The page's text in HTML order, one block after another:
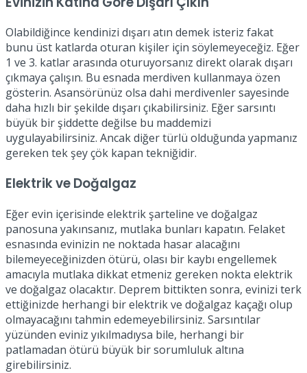
Olabildiğince kendinizi dışarı atın demek isteriz fakat
bunu üst katlarda oturan kişiler için söylemeyeceğiz. Eğer
1 ve 3. katlar arasında oturuyorsanız direkt olarak dışarı
çıkmaya çalışın. Bu esnada merdiven kullanmaya özen
gösterin. Asansörünüz olsa dahi merdivenler sayesinde
daha hızlı bir şekilde dışarı çıkabilirsiniz. Eğer sarsıntı
büyük bir şiddette değilse bu maddemizi
uygulayabilirsiniz. Ancak diğer türlü olduğunda yapmanız
gereken tek şey çök kapan tekniğidir.
Elektrik ve Doğalgaz
Eğer evin içerisinde elektrik şarteline ve doğalgaz
panosuna yakınsanız, mutlaka bunları kapatın. Felaket
esnasında evinizin ne noktada hasar alacağını
bilemeyeceğinizden ötürü, olası bir kaybı engellemek
amacıyla mutlaka dikkat etmeniz gereken nokta elektrik
ve doğalgaz olacaktır. Deprem bittikten sonra, evinizi terk
ettiğinizde herhangi bir elektrik ve doğalgaz kaçağı olup
olmayacağını tahmin edemeyebilirsiniz. Sarsıntılar
yüzünden eviniz yıkılmadıysa bile, herhangi bir
patlamadan ötürü büyük bir sorumluluk altına
girebilirsiniz.